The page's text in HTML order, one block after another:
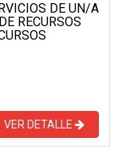
DE UN/A
RECURSOS
VER DETALLE